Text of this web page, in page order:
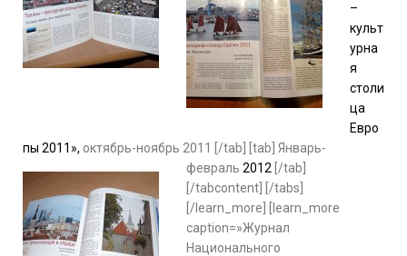
–
культ
урна
я
столи
ца
Евро
пы 2011», октябрь-ноябрь 2011 [/tab] [tab] Январь-
февраль 2012 [/tab]
[/tabcontent] [/tabs]
[/learn_more] [learn_more
caption=»Журнал
Национального